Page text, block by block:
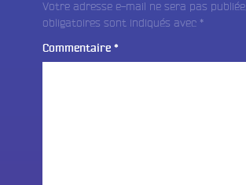
Votre adresse e-mail ne sera pas publiée.
obligatoires sont indiqués avec *
Commentaire *